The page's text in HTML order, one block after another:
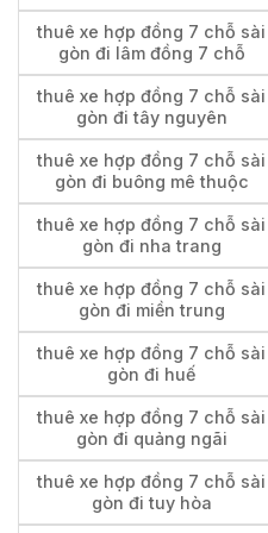
thuê xe hợp đồng 7 chỗ sài
gòn đi lâm đồng 7 chỗ
thuê xe hợp đồng 7 chỗ sài
gòn đi tây nguyên
thuê xe hợp đồng 7 chỗ sài
gòn đi buông mê thuộc
thuê xe hợp đồng 7 chỗ sài
gòn đi nha trang
thuê xe hợp đồng 7 chỗ sài
gòn đi miền trung
thuê xe hợp đồng 7 chỗ sài
gòn đi huế
thuê xe hợp đồng 7 chỗ sài
gòn đi quảng ngãi
thuê xe hợp đồng 7 chỗ sài
gòn đi tuy hòa